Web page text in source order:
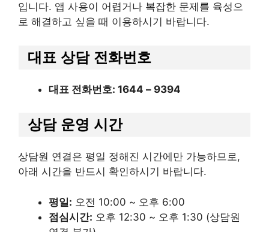
입니다. 앱 사용이 어렵거나 복잡한 문제를 육성으
로 해결하고 싶을 때 이용하시기 바랍니다.
대표 상담 전화번호
대표 전화번호: 1644 – 9394
상담 운영 시간
상담원 연결은 평일 정해진 시간에만 가능하므로,
아래 시간을 반드시 확인하시기 바랍니다.
평일: 오전 10:00 ~ 오후 6:00
점심시간: 오후 12:30 ~ 오후 1:30 (상담원